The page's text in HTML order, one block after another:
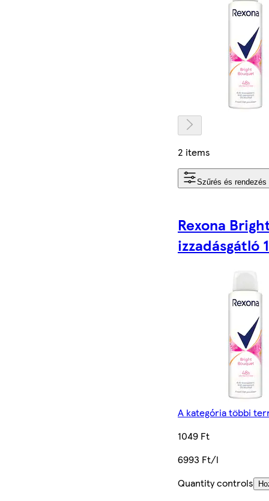
2 items
Szűrés és rendezés
Rexona
izzadásgátló
A kategória többi
1049 Ft
6993 Ft/l
Quantity controls